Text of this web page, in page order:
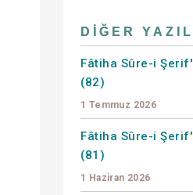
DIĞER
Fâtiha Sûre-i
(82)
1 Temmuz 2026
Fâtiha Sûre-i
(81)
1 Haziran 2026